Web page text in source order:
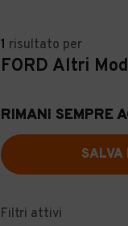
1 risultato per
FORD Altri
RIMANI SEMPRE
SALVA
Filtri attivi